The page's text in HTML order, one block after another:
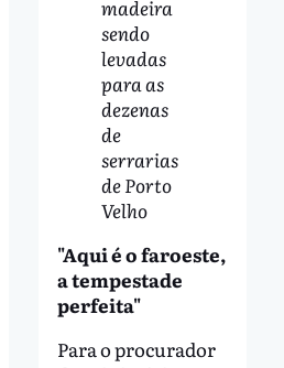
de
madeira
sendo
levadas
para as
dezenas
de
serrarias
de Porto
Velho
"Aqui é o faroeste,
a tempestade
perfeita"